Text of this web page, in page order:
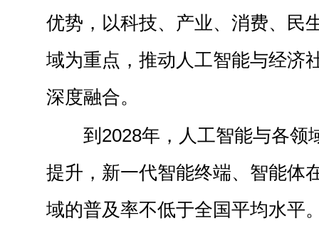
优势，以科技、产业、消费、民
域为重点，推动人工智能与经济
深度融合。
到2028年，人工智能与各领
提升，新一代智能终端、智能体
域的普及率不低于全国平均水平